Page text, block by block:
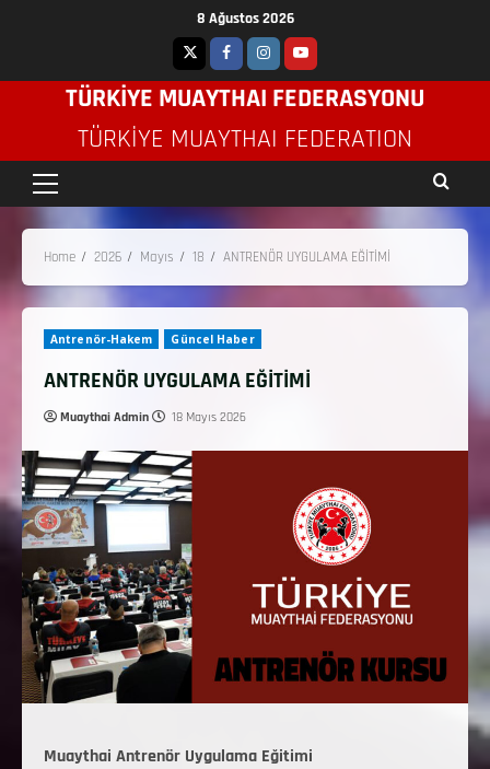
8 Ağustos 2026
TÜRKİYE MUAYTHAI FEDERASYONU
TÜRKIYE MUAYTHAI FEDERATION
Home 2026 Mayıs 18 ANTRENÖR UYGULAMA EĞİTİMİ
Antrenör-Hakem Güncel Haber
ANTRENÖR UYGULAMA EĞİTİMİ
Muaythai Admin 18 Mayıs 2026
Muaythai Antrenör Uygulama Eğitimi